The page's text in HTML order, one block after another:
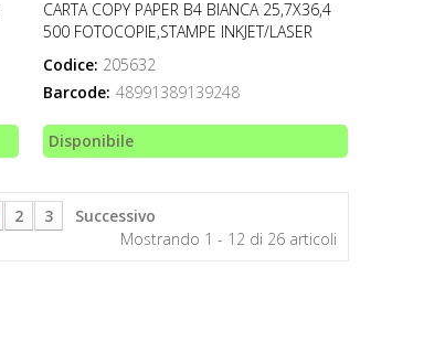
CARTA COPY PAPER B4 BIANCA 25,7X36,4
500 FOTOCOPIE,STAMPE INKJET/LASER
Codice: 205632
Barcode: 48991389139248
Disponibile
2 3
Successivo
Mostrando 1 - 12 di 26 articoli